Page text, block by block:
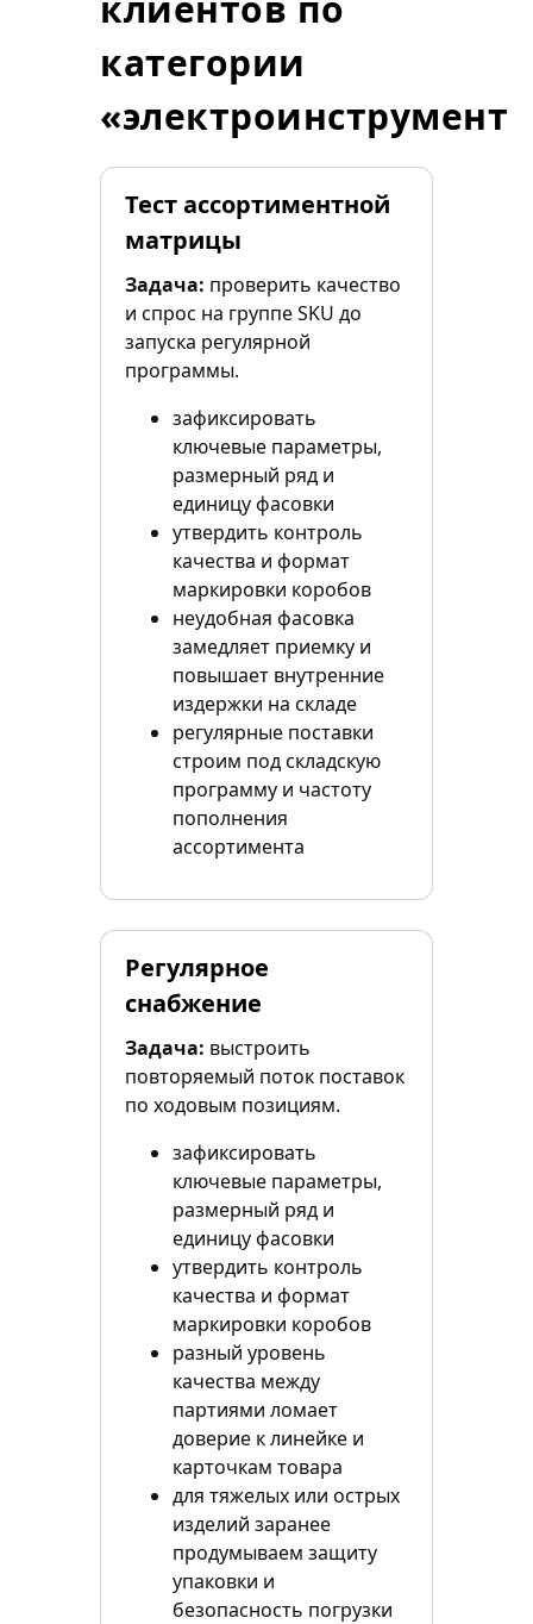
категории
«электроинструмент»
Тест ассортиментной
матрицы
Задача: проверить качество
и спрос на группе SKU до
запуска регулярной
программы.
зафиксировать
ключевые параметры,
размерный ряд и
единицу фасовки
утвердить контроль
качества и формат
маркировки коробов
неудобная фасовка
замедляет приемку и
повышает внутренние
издержки на складе
регулярные поставки
строим под складскую
программу и частоту
пополнения
ассортимента
Регулярное
снабжение
Задача: выстроить
повторяемый поток поставок
по ходовым позициям.
зафиксировать
ключевые параметры,
размерный ряд и
единицу фасовки
утвердить контроль
качества и формат
маркировки коробов
разный уровень
качества между
партиями ломает
доверие к линейке и
карточкам товара
для тяжелых или острых
изделий заранее
продумываем защиту
упаковки и
безопасность погрузки